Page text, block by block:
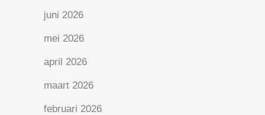
juni 2026
mei 2026
april 2026
maart 2026
februari 2026